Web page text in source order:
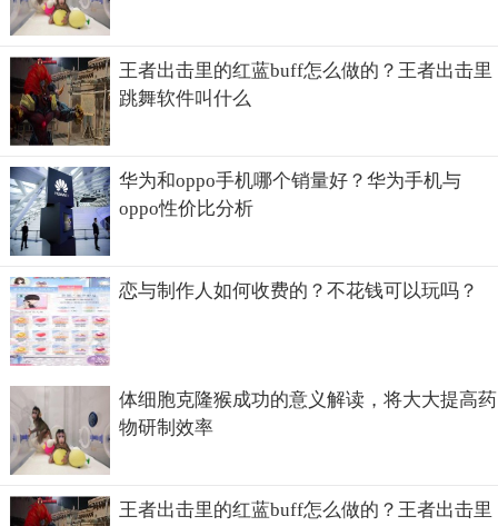
有了政府的支持，有了能赚钱这些硬性的原因，另外一个更
大家都知道现在地球的资源总有一天是会耗尽的，而太空中
的资源可以说是无限的！未来太空采矿，探索火星等将会是
非常热门的项目。一旦你拥有了探索太空的能力，可以说比
现在世界上任何一个行业都有吸引力，都有发展潜力！
而目前来看，美国的这些私企已经走在了世界的前列！
王者出击里的红蓝buff怎么做的？王者出击里
跳舞软件叫什么
华为和oppo手机哪个销量好？华为手机与
oppo性价比分析
恋与制作人如何收费的？不花钱可以玩吗？
体细胞克隆猴成功的意义解读，将大大提高药
物研制效率
王者出击里的红蓝buff怎么做的？王者出击里